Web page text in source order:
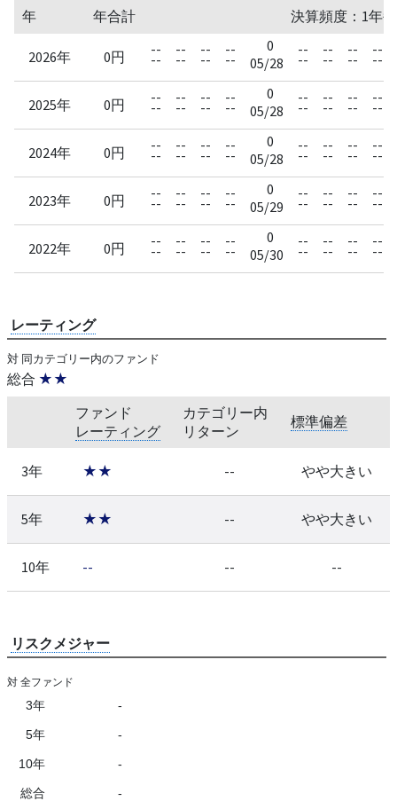
年 年合計 決算頻度：1年
2026年 0円 --
--
--
--
--
--
--
--
0
05/28
--
--
--
--
--
--
--
--
2025年 0円 --
--
--
--
--
--
--
--
0
05/28
--
--
--
--
--
--
--
--
2024年 0円 --
--
--
--
--
--
--
--
0
05/28
--
--
--
--
--
--
--
--
2023年 0円 --
--
--
--
--
--
--
--
0
05/29
--
--
--
--
--
--
--
--
2022年 0円 --
--
--
--
--
--
--
--
0
05/30
--
--
--
--
--
--
--
--
レーティング
対 同カテゴリー内のファンド
総合 ★★
ファンド
レーティング
カテゴリー内
リターン
標準偏差
3年 ★★ -- やや大きい
5年 ★★ -- やや大きい
10年 -- -- --
リスクメジャー
対 全ファンド
3年 -
5年 -
10年 -
総合 -